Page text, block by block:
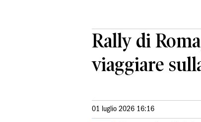
Rally di
viaggiare
01 luglio 2026 16:16